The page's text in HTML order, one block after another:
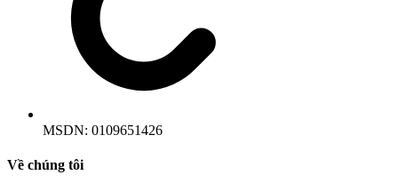
MSDN: 0109651426
Về chúng tôi